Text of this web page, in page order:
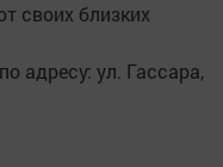
своих близких
адресу: ул. Гассара,